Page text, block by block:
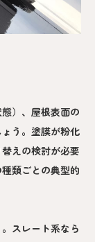
）、屋根表面の
う。塗膜が粉化
えの検討が必要
類ごとの典型的
スレート系なら